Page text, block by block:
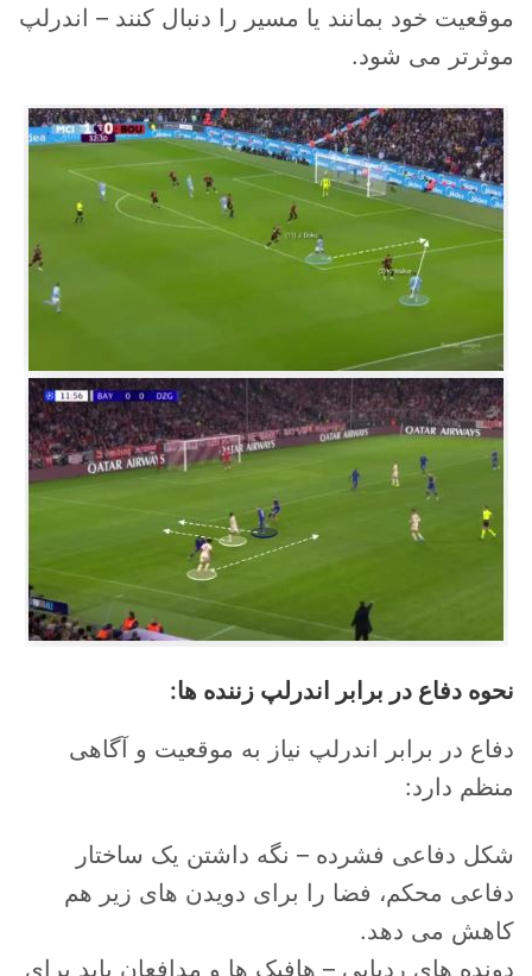
موقعیت خود بمانند یا مسیر را دنبال کنند – اندرلپ
موثرتر می شود.
نحوه دفاع در برابر اندرلپ زننده ها:
دفاع در برابر اندرلپ نیاز به موقعیت و آگاهی
منظم دارد:
شکل دفاعی فشرده – نگه داشتن یک ساختار
دفاعی محکم، فضا را برای دویدن های زیر هم
کاهش می دهد.
دونده های ردیابی – هافبک ها و مدافعان باید برای